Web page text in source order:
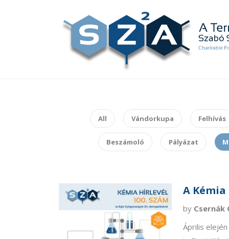
All Vándorkupa Felhívás
Beszámoló Pályázat
A
by Csernák
Április